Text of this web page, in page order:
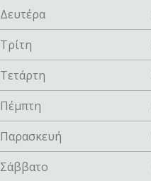
Δευτέρα
Τρίτη
Τετάρτη
Πέμπτη
Παρασκευή
Σάββατο